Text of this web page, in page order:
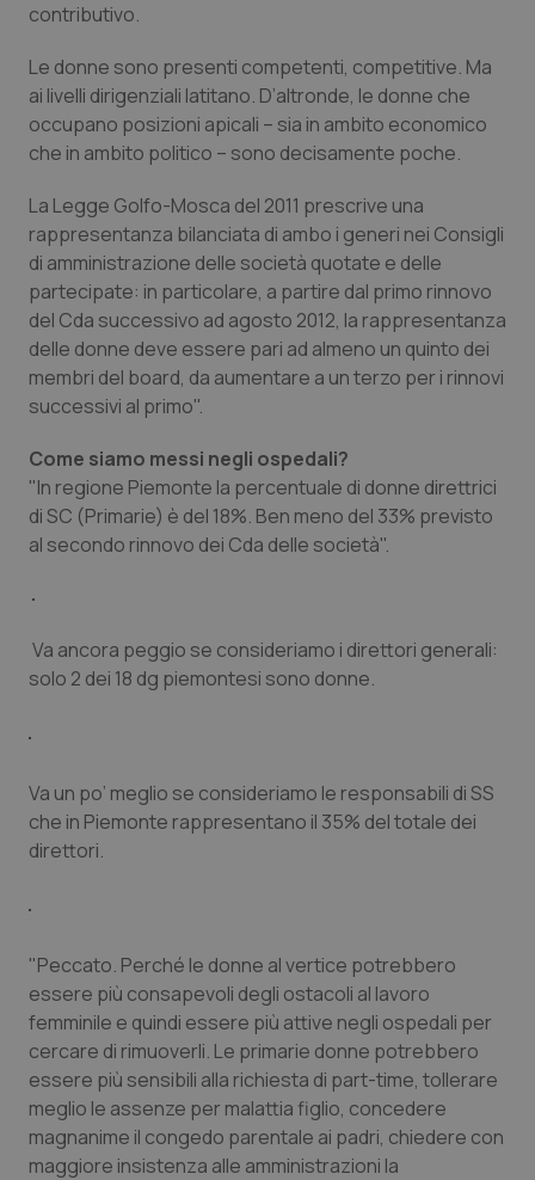
Puglia
Sardegna
Sicilia
Toscana
Umbria
Valle D’Aosta
Veneto
Malattie rare
Malattia di Crohn & Rettocolite Ulcerosa
Neuroscienze & patologie neurodegenerative
Obesità
Oftalmologia
Oncodermatologia
Oncoematologia
Oncologia & Nutrizione
Quotidiano Cardiologia
Quotidiano Oncologia
Quotidiano Pediatria
Salute orale & impianti
Sangue & coagulazione
Tiroide
Tumore al seno
contributivo.
Le donne sono presenti competenti, competitive. Ma
ai livelli dirigenziali latitano. D’altronde, le donne che
occupano posizioni apicali – sia in ambito economico
che in ambito politico – sono decisamente poche.
La Legge Golfo-Mosca del 2011 prescrive una
rappresentanza bilanciata di ambo i generi nei Consigli
di amministrazione delle società quotate e delle
partecipate: in particolare, a partire dal primo rinnovo
del Cda successivo ad agosto 2012, la rappresentanza
delle donne deve essere pari ad almeno un quinto dei
membri del board, da aumentare a un terzo per i rinnovi
successivi al primo".
Come siamo messi negli ospedali?
"In regione Piemonte la percentuale di donne direttrici
di SC (Primarie) è del 18%. Ben meno del 33% previsto
al secondo rinnovo dei Cda delle società".
Va ancora peggio se consideriamo i direttori generali:
solo 2 dei 18 dg piemontesi sono donne.
Va un po’ meglio se consideriamo le responsabili di SS
che in Piemonte rappresentano il 35% del totale dei
direttori.
"Peccato. Perché le donne al vertice potrebbero
essere più consapevoli degli ostacoli al lavoro
femminile e quindi essere più attive negli ospedali per
cercare di rimuoverli. Le primarie donne potrebbero
essere più sensibili alla richiesta di part-time, tollerare
meglio le assenze per malattia figlio, concedere
magnanime il congedo parentale ai padri, chiedere con
maggiore insistenza alle amministrazioni la